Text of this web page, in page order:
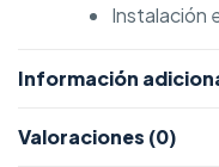
Instalación
Información
Valoraciones (0)